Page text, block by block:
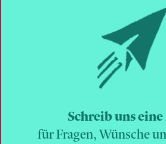
Schreib uns
für Fragen, Wünsche